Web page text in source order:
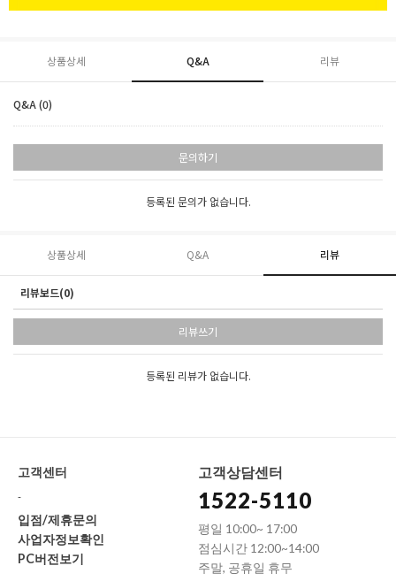
상품상세 Q&A 리뷰
Q&A (0)
문의하기
등록된 문의가 없습니다.
상품상세 Q&A 리뷰
리뷰보드(0)
리뷰쓰기
등록된 리뷰가 없습니다.
고객센터
-
입점/제휴문의
사업자정보확인
PC버전보기
고객상담센터
1522-5110
평일 10:00~ 17:00
점심시간 12:00~14:00
주말, 공휴일 휴무